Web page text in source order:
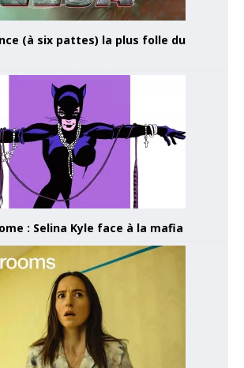
(à six pattes) la plus folle du
: Selina Kyle face à la mafia